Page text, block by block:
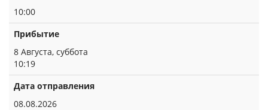
10:00
Прибытие
8 Августа, суббота
10:19
Дата отправления
08.08.2026